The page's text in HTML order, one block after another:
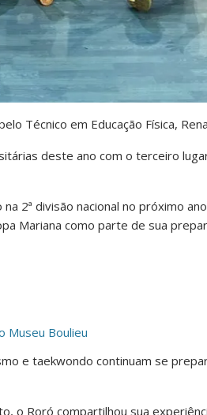
Técnico em Educação Física,
deste ano com o terceiro
2ª divisão nacional no próximo
Mariana como parte de sua
Museu Boulieu
e taekwondo continuam se
o Roró compartilhou sua